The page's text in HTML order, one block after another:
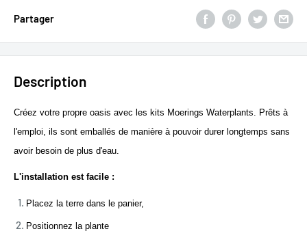
Partager
Description
Créez votre propre oasis avec les kits Moerings Waterplants. Prêts à
l'emploi, ils sont emballés de manière à pouvoir durer longtemps sans
avoir besoin de plus d'eau.
L'installation est facile :
Placez la terre dans le panier,
Positionnez la plante